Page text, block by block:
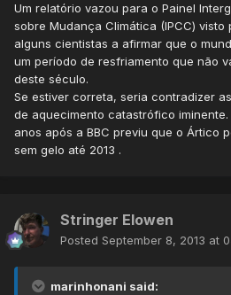
Um relatório vazou para o Painel
sobre Mudança Climática (IPCC) visto
alguns cientistas a afirmar que o
um período de resfriamento que não
deste século.
Se estiver correta, seria contradizer
de aquecimento catastrófico
anos após a BBC previu que o Ártico
sem gelo até 2013 .
Stringer Elowen
Posted September 8, 2013 at
marinhonani said: